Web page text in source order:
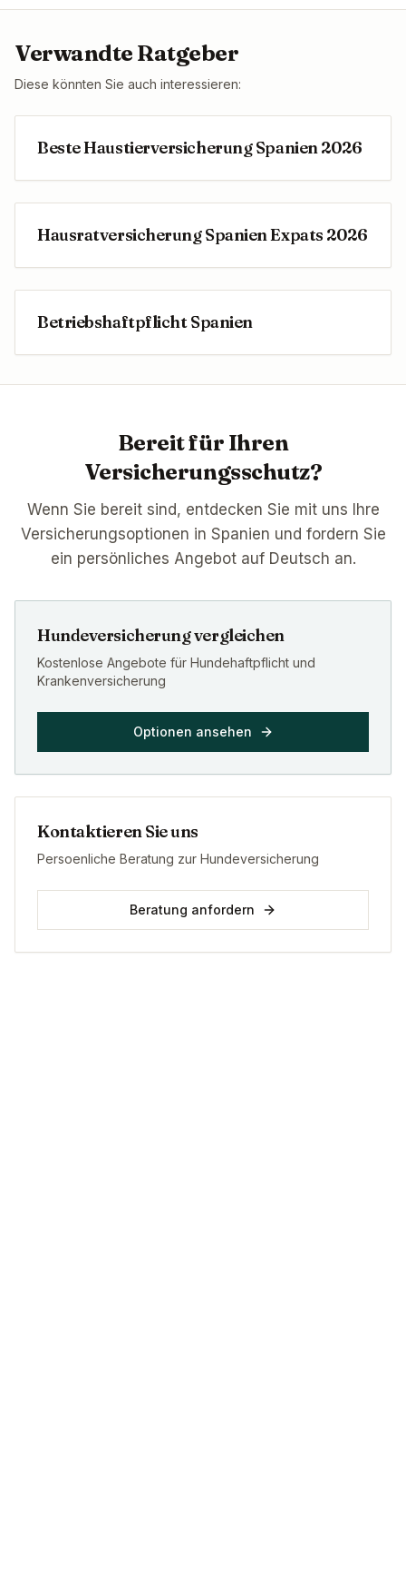
Verwandte Ratgeber
Diese könnten Sie auch interessieren:
Beste Haustierversicherung Spanien 2026
Hausratversicherung Spanien Expats 2026
Betriebshaftpflicht Spanien
Bereit für Ihren
Versicherungsschutz?
Wenn Sie bereit sind, entdecken Sie mit uns Ihre
Versicherungsoptionen in Spanien und fordern Sie
ein persönliches Angebot auf Deutsch an.
Hundeversicherung vergleichen
Kostenlose Angebote für Hundehaftpflicht und
Krankenversicherung
Optionen ansehen
Kontaktieren Sie uns
Persoenliche Beratung zur Hundeversicherung
Beratung anfordern